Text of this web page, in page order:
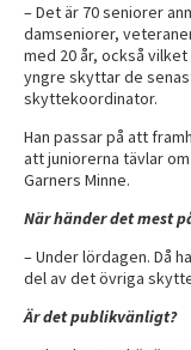
– Det är 70 seniorer
damseniorer,
med 20 år, också
yngre skyttar de
skyttekoordinator.
Han passar på att
att juniorerna tävlar
Garners Minne.
När händer det mest
– Under lördagen. Då
del av det övriga
Är det publikvänligt?